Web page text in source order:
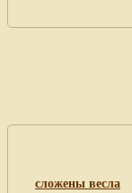
сложены весла